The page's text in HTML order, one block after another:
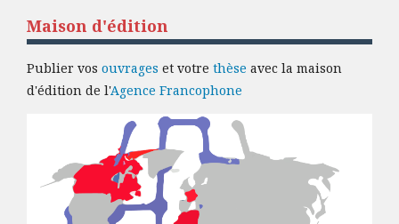
Maison d'édition
Publier vos ouvrages et votre thèse avec la maison
d'édition de l'Agence Francophone